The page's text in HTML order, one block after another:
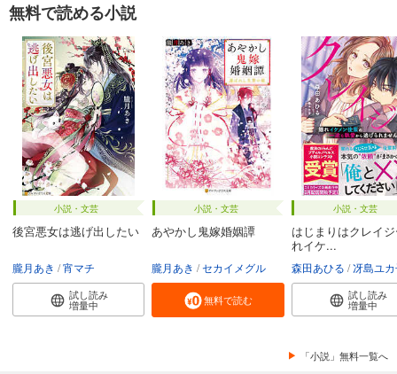
無料で読める小説
小説・文芸
後宮悪女は逃げ出したい
朧月あき 宵マチ
試し読み
増量中
小説・文芸
あやかし鬼嫁婚姻譚
朧月あき セカイメグル
無料で読む
小説・文芸
はじまりはクレイ
れイケ...
森田あひる 冴島ユ
試し読み
増量中
「小説」無料一覧へ